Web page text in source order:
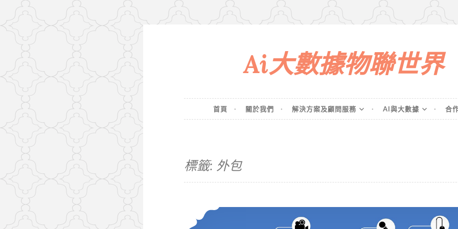
Ai大數據物聯世界
首頁 關於我們 解決方案及顧問服務 AI與大數據 合
標籤: 外包
物聯網及穿戴式裝置開發及外包實務研習班